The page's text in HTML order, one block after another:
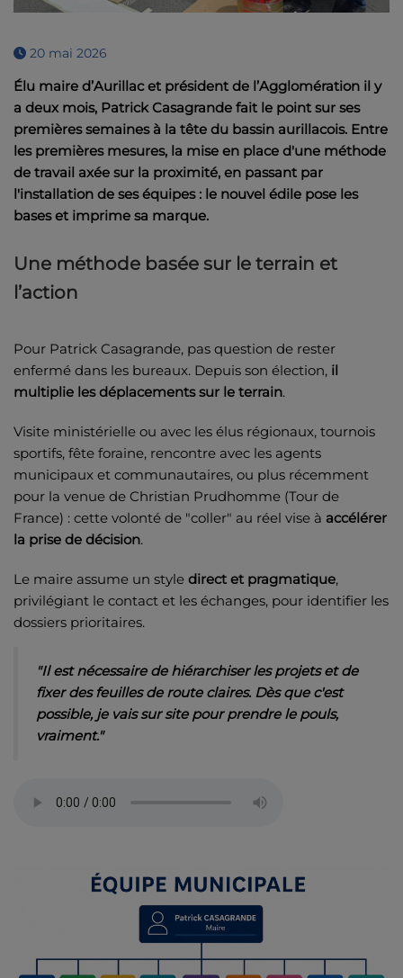
20 mai 2026
Élu maire d’Aurillac et président de l’Agglomération il y
a deux mois, Patrick Casagrande fait le point sur ses
premières semaines à la tête du bassin aurillacois. Entre
les premières mesures, la mise en place d'une méthode
de travail axée sur la proximité, en passant par
l'installation de ses équipes : le nouvel édile pose les
bases et imprime sa marque.
Une méthode basée sur le terrain et
l’action
Pour Patrick Casagrande, pas question de rester
enfermé dans les bureaux. Depuis son élection, il
multiplie les déplacements sur le terrain.
Visite ministérielle ou avec les élus régionaux, tournois
sportifs, fête foraine, rencontre avec les agents
municipaux et communautaires, ou plus récemment
pour la venue de Christian Prudhomme (Tour de
France) : cette volonté de "coller" au réel vise à accélérer
la prise de décision.
Le maire assume un style direct et pragmatique,
privilégiant le contact et les échanges, pour identifier les
dossiers prioritaires.
"Il est nécessaire de hiérarchiser les projets et de
fixer des feuilles de route claires. Dès que c'est
possible, je vais sur site pour prendre le pouls,
vraiment."